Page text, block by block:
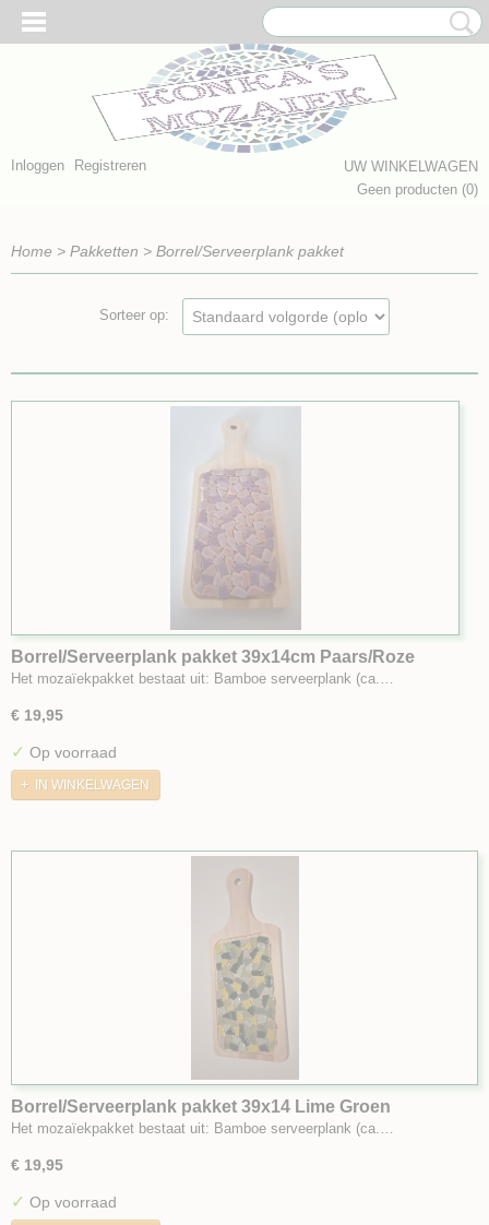
Inloggen Registreren
UW WINKELWAGEN
Geen producten (0)
Home > Pakketten > Borrel/Serveerplank pakket
Sorteer op:
Borrel/Serveerplank pakket 39x14cm Paars/Roze
Het mozaïekpakket bestaat uit: Bamboe serveerplank (ca.…
€ 19,95
✓ Op voorraad
IN WINKELWAGEN
Borrel/Serveerplank pakket 39x14 Lime Groen
Het mozaïekpakket bestaat uit: Bamboe serveerplank (ca.…
€ 19,95
✓ Op voorraad